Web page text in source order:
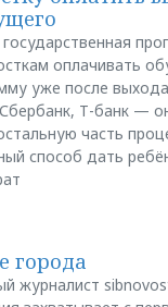
оплачивать
уже после
Т-банк —
часть
способ дать
города
журналист